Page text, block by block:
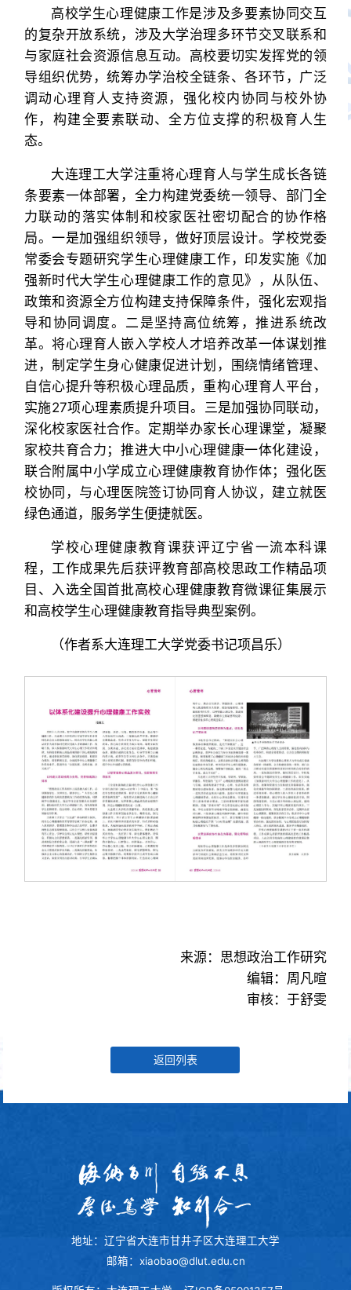
高校学生心理健康工作是涉及多要素协同交互
的复杂开放系统，涉及大学治理多环节交叉联系和
与家庭社会资源信息互动。高校要切实发挥党的领
导组织优势，统筹办学治校全链条、各环节，广泛
调动心理育人支持资源，强化校内协同与校外协
作，构建全要素联动、全方位支撑的积极育人生
态。
大连理工大学注重将心理育人与学生成长各链
条要素一体部署，全力构建党委统一领导、部门全
力联动的落实体制和校家医社密切配合的协作格
局。一是加强组织领导，做好顶层设计。学校党委
常委会专题研究学生心理健康工作，印发实施《加
强新时代大学生心理健康工作的意见》，从队伍、
政策和资源全方位构建支持保障条件，强化宏观指
导和协同调度。二是坚持高位统筹，推进系统改
革。将心理育人嵌入学校人才培养改革一体谋划推
进，制定学生身心健康促进计划，围绕情绪管理、
自信心提升等积极心理品质，重构心理育人平台，
实施27项心理素质提升项目。三是加强协同联动，
深化校家医社合作。定期举办家长心理课堂，凝聚
家校共育合力；推进大中小心理健康一体化建设，
联合附属中小学成立心理健康教育协作体；强化医
校协同，与心理医院签订协同育人协议，建立就医
绿色通道，服务学生便捷就医。
学校心理健康教育课获评辽宁省一流本科课
程，工作成果先后获评教育部高校思政工作精品项
目、入选全国首批高校心理健康教育微课征集展示
和高校学生心理健康教育指导典型案例。
（作者系大连理工大学党委书记项昌乐）
来源：思想政治工作研究
编辑：周凡暄
审核：于舒雯
返回列表
地址：辽宁省大连市甘井子区大连理工大学
邮箱：xiaobao@dlut.edu.cn